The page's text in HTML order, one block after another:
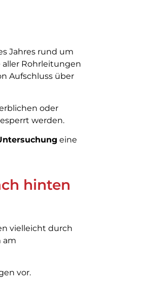
Jahres rund um
aller Rohrleitungen
Aufschluss über
oder
werden.
eine
hinten
vielleicht durch
am
vor.